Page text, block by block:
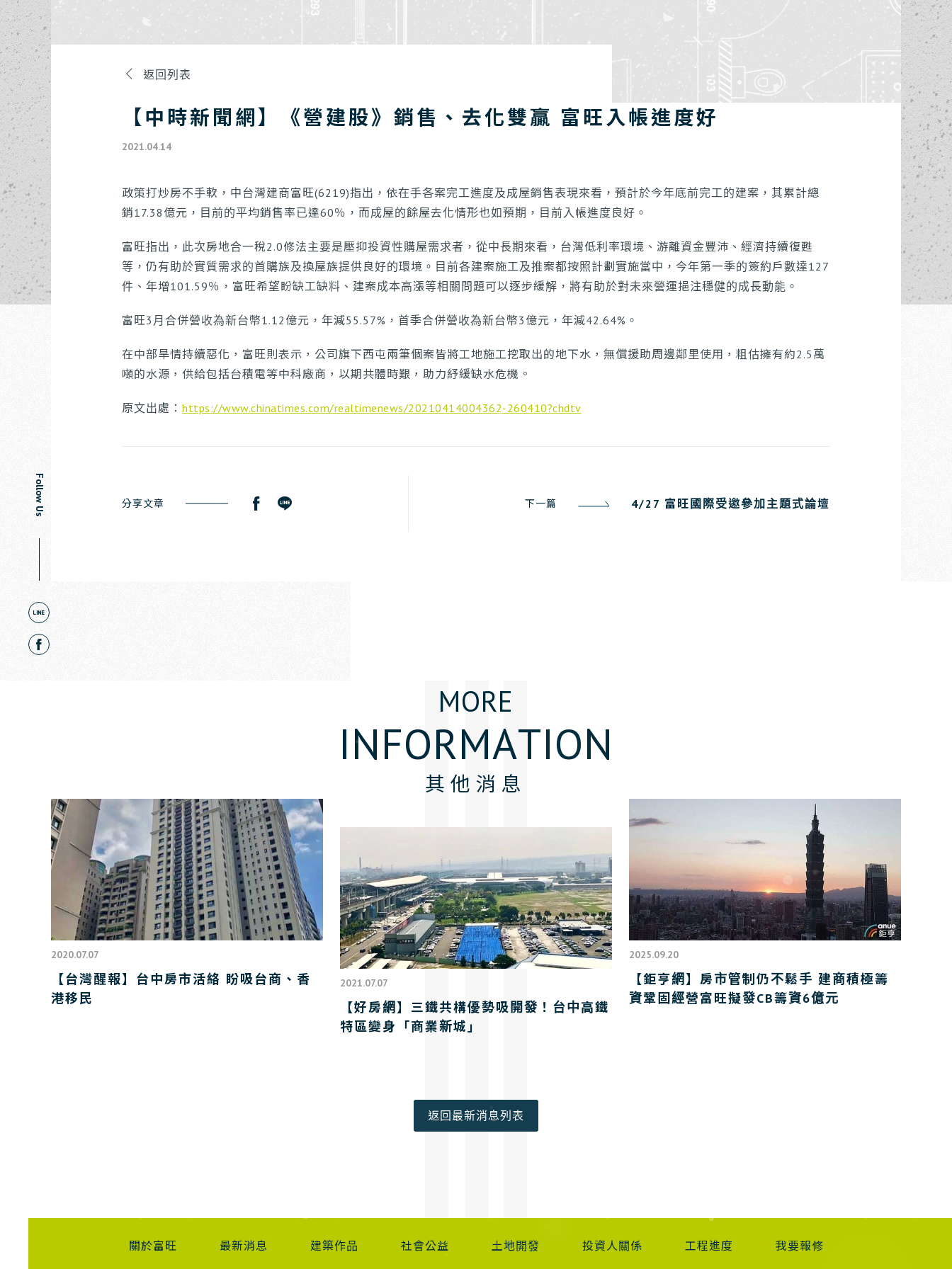
工程進度
Follow Us
返回列表
【中時新聞網】《營建股》銷售、去化雙贏 富旺入帳進度好
2021.04.14
政策打炒房不手軟，中台灣建商富旺(6219)指出，依在手各案完工進度及成屋銷售表現來看，預計於今年底前完工的建案，其累計總
銷17.38億元，目前的平均銷售率已達60％，而成屋的餘屋去化情形也如預期，目前入帳進度良好。
富旺指出，此次房地合一稅2.0修法主要是壓抑投資性購屋需求者，從中長期來看，台灣低利率環境、游離資金豐沛、經濟持續復甦
等，仍有助於實質需求的首購族及換屋族提供良好的環境。目前各建案施工及推案都按照計劃實施當中，今年第一季的簽約戶數達127
件、年增101.59％，富旺希望盼缺工缺料、建案成本高漲等相關問題可以逐步緩解，將有助於對未來營運挹注穩健的成長動能。
富旺3月合併營收為新台幣1.12億元，年減55.57%，首季合併營收為新台幣3億元，年減42.64%。
在中部旱情持續惡化，富旺則表示，公司旗下西屯兩筆個案皆將工地施工挖取出的地下水，無償援助周邊鄰里使用，粗估擁有約2.5萬
噸的水源，供給包括台積電等中科廠商，以期共體時艱，助力紓緩缺水危機。
原文出處： https://www.chinatimes.com/realtimenews/20210414004362-260410?chdtv
分享文章 下一篇 4/27 富旺國際受邀參加主題式論壇
MORE
INFORMATION
其他消息
2020.07.07
【台灣醒報】台中房市活絡 盼吸台商、香
港移民
2021.07.07
【好房網】三鐵共構優勢吸開發！台中高鐵
特區變身「商業新城」
2025.09.20
【鉅亨網】房市管制仍不鬆手 建商積極籌
資鞏固經營富旺擬發CB籌資6億元
返回最新消息列表
關於富旺 最新消息 建築作品 社會公益 土地開發 投資人關係 工程進度 我要報修